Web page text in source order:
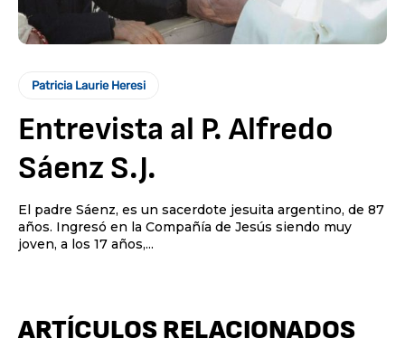
Patricia Laurie Heresi
Entrevista al P. Alfredo
Sáenz S.J.
El padre Sáenz, es un sacerdote jesuita argentino, de 87
años. Ingresó en la Compañía de Jesús siendo muy
joven, a los 17 años,...
ARTÍCULOS RELACIONADOS